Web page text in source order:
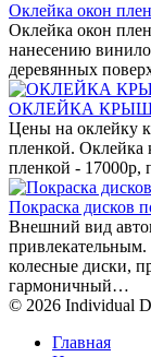
Оклейка окон
Оклейка окон
нанесению
деревянных
ОКЛЕЙКА
Цены на оклейку
пленкой. Оклейка
пленкой - 17000р,
Покраска дисков
Внешний вид
колесные диски,
гармоничный…
© 2026 Individual
Главная